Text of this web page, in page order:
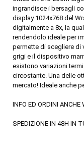
ingrandisce i bersagli
display 1024x768 del
digitalmente a 8x, la
rendendolo ideale per
permette di scegliere di
grigi e il dispositivo
esistono variazioni
circostante. Una delle
mercato! Ideale anche
INFO ED ORDINI
SPEDIZIONE IN 48H IN